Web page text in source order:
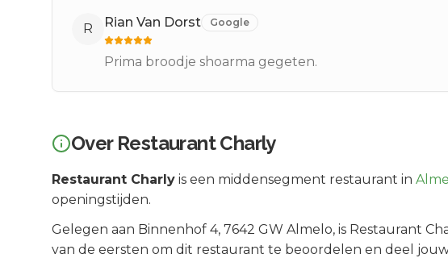
R Rian Van Dorst Google
Prima broodje shoarma gegeten.
Over Restaurant Charly
Restaurant Charly is een middensegment restaurant in
openingstijden.
Gelegen aan Binnenhof 4, 7642 GW Almelo, is Restaurant
van de eersten om dit restaurant te beoordelen en deel